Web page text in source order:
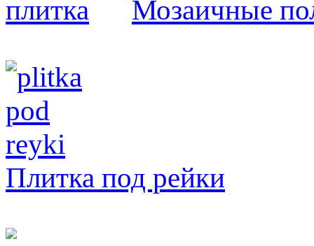
Мозаичные
Плитка под рейки